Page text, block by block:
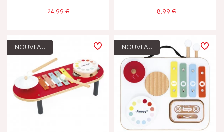
24,99 € 18,99 €
NOUVEAU NOUVEAU